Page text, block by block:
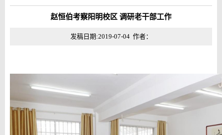
赵恒伯考察阳明校区 调研老干部工作
发稿日期:2019-07-04 作者：